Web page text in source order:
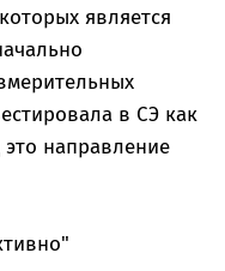
является
в СЭ как
направление